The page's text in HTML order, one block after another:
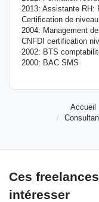
2013: Assistante RH:
Certification de
2004: Management
CNFDI certification
2002: BTS
2000: BAC SMS
Accueil
Ces
intéresser